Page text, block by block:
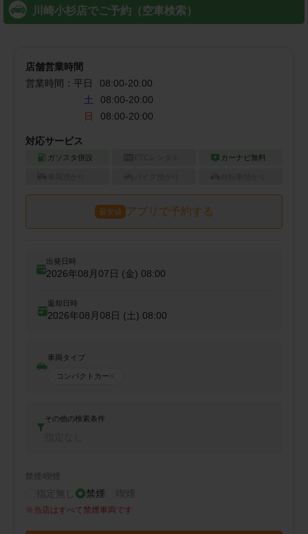
川崎小杉店でご予約（空車検索）
店舗営業時間
営業時間： 平日 08:00-20:00
土
08:00-20:00
日
08:00-20:00
対応サービス
ガソスタ併設 カーナビ無料
最安値 アプリで予約する
出発日時
2026年08月07日 (金) 08:00
返却日時
2026年08月08日 (土) 08:00
車両タイプ
コンパクトカー
その他の検索条件
禁煙/喫煙
指定無し 禁煙 喫煙
※ 当店はすべて禁煙車両です